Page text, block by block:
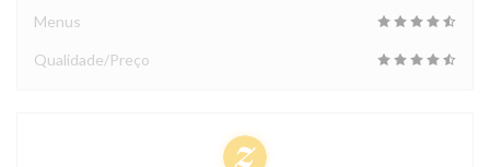
Menus
Qualidade/Preço